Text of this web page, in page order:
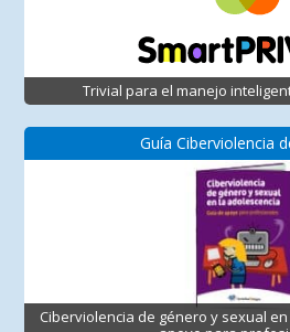
Trivial para el manejo
Guía Ciberviolencia
Ciberviolencia de género y sexual